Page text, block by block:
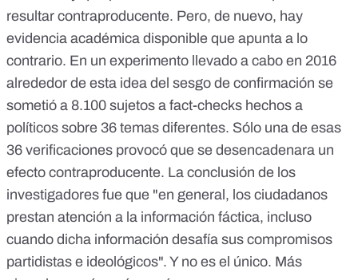
resultar contraproducente. Pero, de nuevo, hay
evidencia académica disponible que apunta a lo
contrario. En un experimento llevado a cabo en 2016
alrededor de esta idea del sesgo de confirmación se
sometió a 8.100 sujetos a fact-checks hechos a
políticos sobre 36 temas diferentes. Sólo una de esas
36 verificaciones provocó que se desencadenara un
efecto contraproducente. La conclusión de los
investigadores fue que "en general, los ciudadanos
prestan atención a la información fáctica, incluso
cuando dicha información desafía sus compromisos
partidistas e ideológicos". Y no es el único. Más